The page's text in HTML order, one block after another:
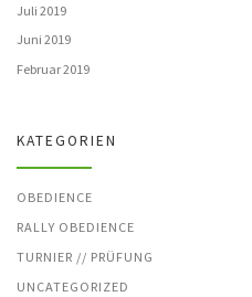
Juli 2019
Juni 2019
Februar 2019
KATEGORIEN
OBEDIENCE
RALLY OBEDIENCE
TURNIER // PRÜFUNG
UNCATEGORIZED